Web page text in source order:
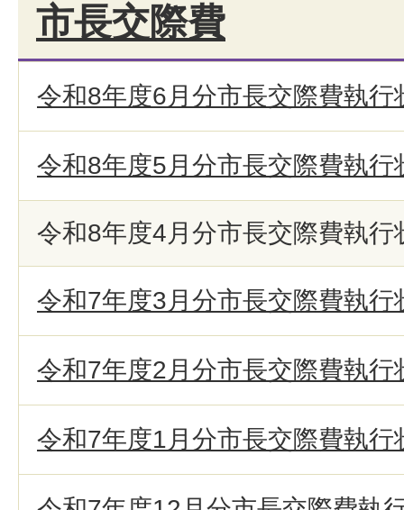
市長交際費
令和8年度6月分市長交際費執行
令和8年度5月分市長交際費執行
令和8年度4月分市長交際費執行
令和7年度3月分市長交際費執行
令和7年度2月分市長交際費執行
令和7年度1月分市長交際費執行